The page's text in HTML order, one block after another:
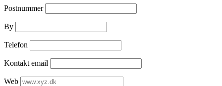
Postnummer
By
Telefon
Kontakt email
Web